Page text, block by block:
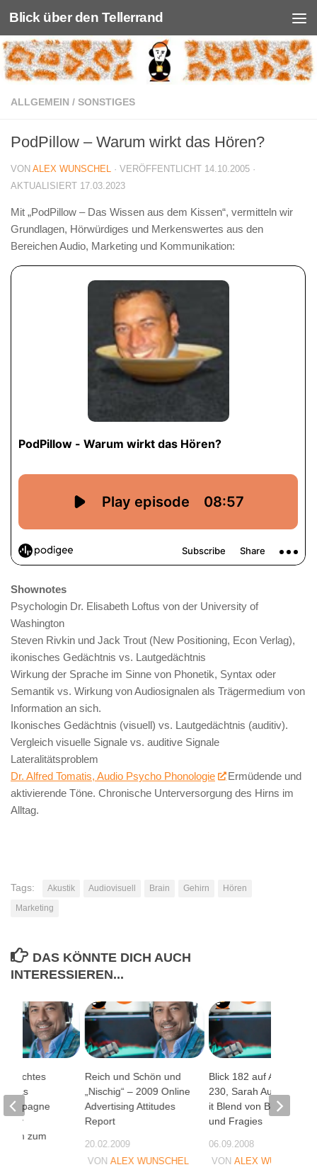
Unter dem Inhalt
Blick über den Tellerrand
ALLGEMEIN / SONSTIGES
PodPillow – Warum wirkt das Hören?
VON ALEX WUNSCHEL · VERÖFFENTLICHT 14.10.2005 ·
AKTUALISIERT 17.03.2023
Mit „PodPillow – Das Wissen aus dem Kissen“, vermitteln wir
Grundlagen, Hörwürdiges und Merkenswertes aus den
Bereichen Audio, Marketing und Kommunikation:
Shownotes
Psychologin Dr. Elisabeth Loftus von der University of
Washington
Steven Rivkin und Jack Trout (New Positioning, Econ Verlag),
ikonisches Gedächtnis vs. Lautgedächtnis
Wirkung der Sprache im Sinne von Phonetik, Syntax oder
Semantik vs. Wirkung von Audiosignalen als Trägermedium von
Information an sich.
Ikonisches Gedächtnis (visuell) vs. Lautgedächtnis (auditiv).
Vergleich visuelle Signale vs. auditive Signale
Lateralitätsproblem
Dr. Alfred Tomatis, Audio Psycho Phonologie
Ermüdende und
aktivierende Töne. Chronische Unterversorgung des Hirns im
Alltag.
Tags: Akustik Audiovisuell Brain Gehirn
Hören
Marketing
DAS KÖNNTE DICH AUCH
INTERESSIEREN...
Reich und Schön und
„Nischig“ – 2009 Online
Advertising Attitudes
Report
20.02.2009
VON ALEX WUNSCHEL
Blick 182 auf Aphex
230, Sarah Austin, Will
it Blend von BlendTec
und Fragies
06.09.2008
VONALEX WUNSCHEL
sich zum